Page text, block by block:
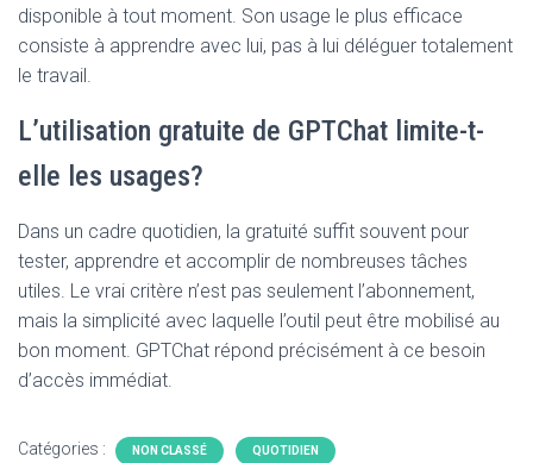
disponible à tout moment. Son usage le plus efficace
consiste à apprendre avec lui, pas à lui déléguer totalement
le travail.
L’utilisation gratuite de GPTChat limite-t-
elle les usages?
Dans un cadre quotidien, la gratuité suffit souvent pour
tester, apprendre et accomplir de nombreuses tâches
utiles. Le vrai critère n’est pas seulement l’abonnement,
mais la simplicité avec laquelle l’outil peut être mobilisé au
bon moment. GPTChat répond précisément à ce besoin
d’accès immédiat.
Catégories : NON CLASSÉ QUOTIDIEN